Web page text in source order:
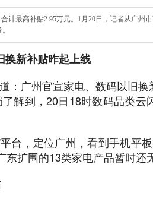
计最高补贴2.95万元。1月20日，记者从广州
换新补贴昨起上线
：广州官宣家电、数码以旧换
解到，20日18时数码品类
台，定位广州，看到手机平
东扩围的13类家电产品暂时还